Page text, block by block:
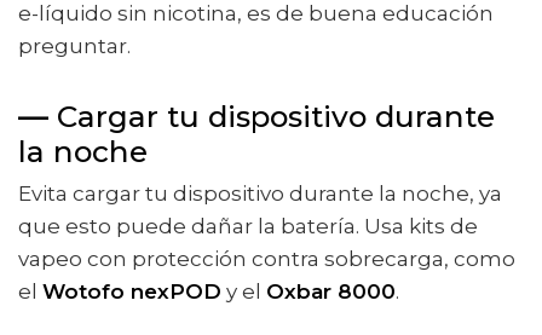
e-líquido sin nicotina, es de buena educación
preguntar.
— Cargar tu dispositivo durante
la noche
Evita cargar tu dispositivo durante la noche, ya
que esto puede dañar la batería. Usa kits de
vapeo con protección contra sobrecarga, como
el Wotofo nexPOD y el Oxbar 8000.